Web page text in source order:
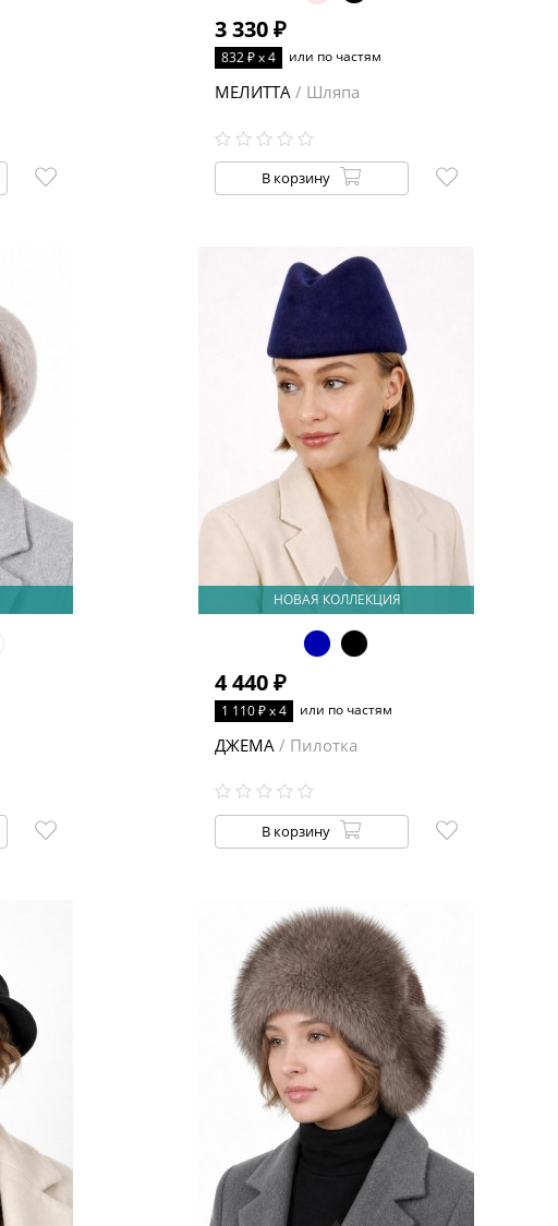
3 330 ₽
832 ₽ x 4 или по частям
МЕЛИТТА/ Шляпа
В корзину
НОВАЯ КОЛЛЕКЦИЯ
4 440 ₽
1 110 ₽ x 4 или по частям
ДЖЕМА/ Пилотка
В корзину